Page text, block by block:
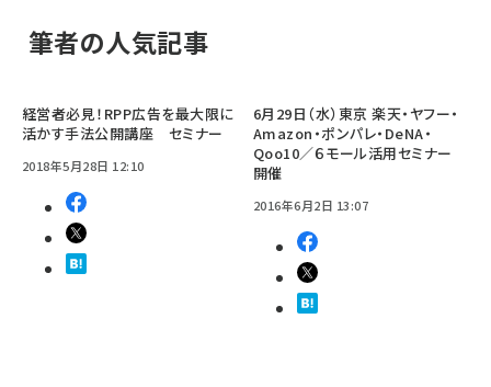
筆者の人気記事
経営者必見！RPP広告を最大限に
活かす手法公開講座 セミナー
2018年5月28日 12:10
6月29日（水）東京 楽天・ヤフー・
Amazon・ポンパレ・DeNA・
Qoo10／６モール活用セミナー
開催
2016年6月2日 13:07